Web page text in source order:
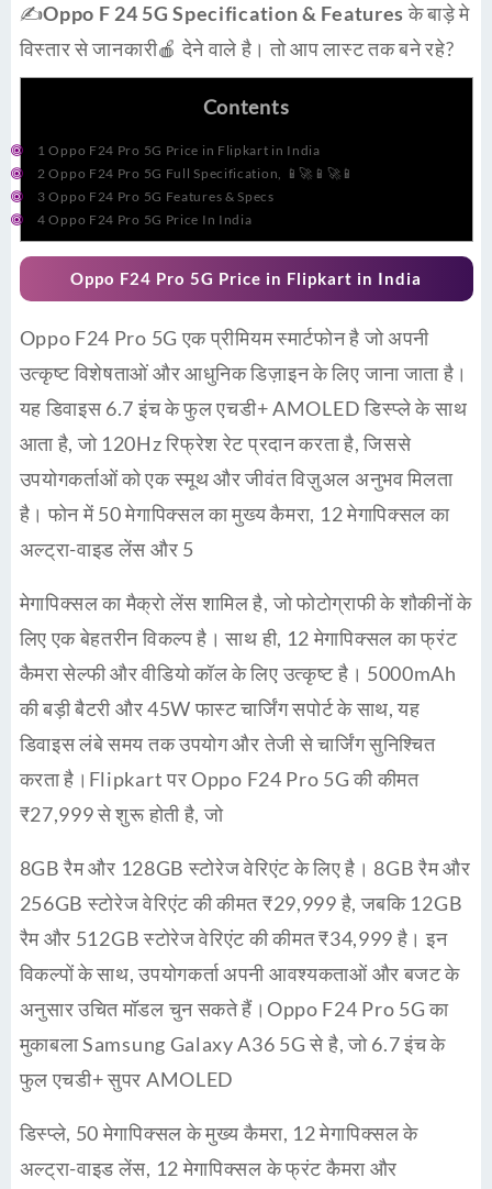
✍Oppo F 24 5G Specification & Featuresके बाड़े मे
विस्तार से जानकारी🍎 देने वाले है। तो आप लास्ट तक बने रहे?
Contents
1 Oppo F24 Pro 5G Price in Flipkart in India
2 Oppo F24 Pro 5G Full Specification, 📱🚀📱🚀📱
3 Oppo F24 Pro 5G Features & Specs
4 Oppo F24 Pro 5G Price In India
Oppo F24 Pro 5G Price in Flipkart in India
Oppo F24 Pro 5G एक प्रीमियम स्मार्टफोन है जो अपनी
उत्कृष्ट विशेषताओं और आधुनिक डिज़ाइन के लिए जाना जाता है।
यह डिवाइस 6.7 इंच के फुल एचडी+ AMOLED डिस्प्ले के साथ
आता है, जो 120Hz रिफ्रेश रेट प्रदान करता है, जिससे
उपयोगकर्ताओं को एक स्मूथ और जीवंत विज़ुअल अनुभव मिलता
है। फोन में 50 मेगापिक्सल का मुख्य कैमरा, 12 मेगापिक्सल का
अल्ट्रा-वाइड लेंस और 5
मेगापिक्सल का मैक्रो लेंस शामिल है, जो फोटोग्राफी के शौकीनों के
लिए एक बेहतरीन विकल्प है। साथ ही, 12 मेगापिक्सल का फ्रंट
कैमरा सेल्फी और वीडियो कॉल के लिए उत्कृष्ट है। 5000mAh
की बड़ी बैटरी और 45W फास्ट चार्जिंग सपोर्ट के साथ, यह
डिवाइस लंबे समय तक उपयोग और तेजी से चार्जिंग सुनिश्चित
करता है।Flipkart पर Oppo F24 Pro 5G की कीमत
₹27,999 से शुरू होती है, जो
8GB रैम और 128GB स्टोरेज वेरिएंट के लिए है। 8GB रैम और
256GB स्टोरेज वेरिएंट की कीमत ₹29,999 है, जबकि 12GB
रैम और 512GB स्टोरेज वेरिएंट की कीमत ₹34,999 है। इन
विकल्पों के साथ, उपयोगकर्ता अपनी आवश्यकताओं और बजट के
अनुसार उचित मॉडल चुन सकते हैं।Oppo F24 Pro 5G का
मुकाबला Samsung Galaxy A36 5G से है, जो 6.7 इंच के
फुल एचडी+ सुपर AMOLED
डिस्प्ले, 50 मेगापिक्सल के मुख्य कैमरा, 12 मेगापिक्सल के
अल्ट्रा-वाइड लेंस, 12 मेगापिक्सल के फ्रंट कैमरा और